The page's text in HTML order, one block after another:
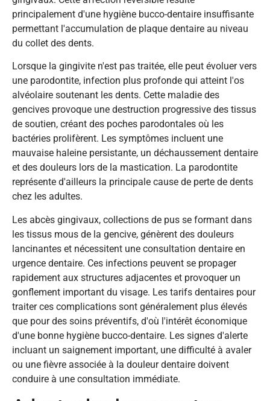
principalement d'une hygiène bucco-dentaire insuffisante
permettant l'accumulation de plaque dentaire au niveau
du collet des dents.
Lorsque la gingivite n'est pas traitée, elle peut évoluer vers
une parodontite, infection plus profonde qui atteint l'os
alvéolaire soutenant les dents. Cette maladie des
gencives provoque une destruction progressive des tissus
de soutien, créant des poches parodontales où les
bactéries prolifèrent. Les symptômes incluent une
mauvaise haleine persistante, un déchaussement dentaire
et des douleurs lors de la mastication. La parodontite
représente d'ailleurs la principale cause de perte de dents
chez les adultes.
Les abcès gingivaux, collections de pus se formant dans
les tissus mous de la gencive, génèrent des douleurs
lancinantes et nécessitent une consultation dentaire en
urgence dentaire. Ces infections peuvent se propager
rapidement aux structures adjacentes et provoquer un
gonflement important du visage. Les tarifs dentaires pour
traiter ces complications sont généralement plus élevés
que pour des soins préventifs, d'où l'intérêt économique
d'une bonne hygiène bucco-dentaire. Les signes d'alerte
incluant un saignement important, une difficulté à avaler
ou une fièvre associée à la douleur dentaire doivent
conduire à une consultation immédiate.